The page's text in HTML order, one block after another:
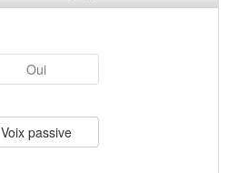
Oui
Voix passive